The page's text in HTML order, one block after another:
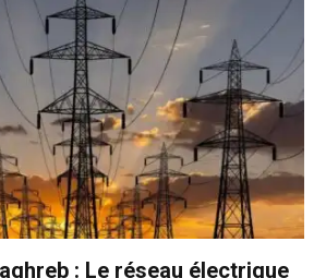
: Le réseau électrique